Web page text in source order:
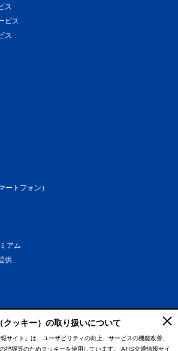
ス
ビス
ス
ートフォン）
アム
供
ッキー）の取り扱いについて
サイト」は、ユーザビリティの向上、サービスの機能改善、
把握等のためクッキーを使用しています。
ATIS交通情報サイ